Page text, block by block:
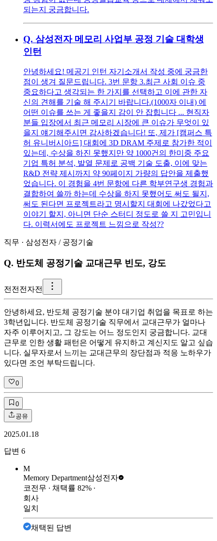
되는지 궁금합니다.
Q. 삼성전자 메모리 사업부 공정 기술 대학생
인턴
안녕하세요! 메공기 인턴 자기소개서 작성 중에 궁금한
점이 생겨 질문드립니다. 3번 문항 3.최근 사회 이슈 중
중요하다고 생각되는 한 가지를 선택하고 이에 관한 자
신의 견해를 기술 해 주시기 바랍니다.(1000자 이내) 에
어떤 이슈를 쓰는 게 좋을지 감이 안 잡힙니다 ... 현직자
분들 입장에서 최근 메모리 시장에 큰 이슈가 무엇이 있
을지 얘기해주시면 감사하겠습니다! 또, 제가 [캠퍼스 특
허 유니버시아드] 대회에 3D DRAM 주제로 참가한 적이
있는데, 수상을 하진 못했지만 약 1000건의 한미중 주요
기업 특허 분석, 발열 문제로 공백 기술 도출, 이에 맞는
R&D 전략 제시까지 약 90페이지 가량의 답안을 제출했
었습니다. 이 경험을 4번 문항에 다른 학부연구생 경험과
결합하여 쓸까 하는데 수상을 하지 못했어도 써도 될지,
써도 된다면 프로젝트라고 명시할지 대회에 나갔었다고
이야기 할지, 아니면 단순 스터디 정도로 쓸 지 고민입니
다. 이력서에도 프로젝트 느낌으로 작성??
직무 · 삼성전자 / 공정기술
Q. 반도체 공정기술 교대근무 빈도, 강도
전 전전자전
안녕하세요, 반도체 공정기술 분야 대기업 취업을 목표로 하는
3학년입니다. 반도체 공정기술 직무에서 교대근무가 얼마나
자주 이루어지고, 그 강도는 어느 정도인지 궁금합니다. 교대
근무로 인한 생활 패턴은 어떻게 유지하고 계신지도 알고 싶습
니다. 실무자로서 느끼는 교대근무의 장단점과 적응 노하우가
있다면 조언 부탁드립니다.
0
0
공유
2025.01.18
답변 6
M
Memory Department삼성전자
코전무 ∙ 채택률 82% ∙
회사
일치
채택된 답변